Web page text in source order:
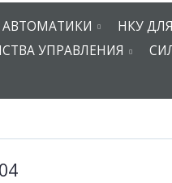
АВТОМАТИКИ
НКУ
УПРАВЛЕНИЯ